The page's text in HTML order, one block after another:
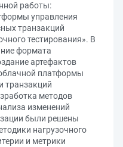
работы:
управления
транзакций
тестирования». В
формата
артефактов
платформы
транзакций
методов
изменений
были решены
нагрузочного
и метрики